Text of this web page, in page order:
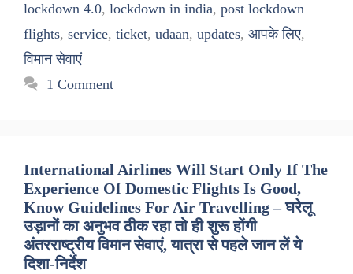
lockdown 4.0, lockdown in india, post lockdown
flights, service, ticket, udaan, updates, आपके लिए,
विमान सेवाएं
1 Comment
International Airlines Will Start Only If The
Experience Of Domestic Flights Is Good,
Know Guidelines For Air Travelling – घरेलू
उड़ानों का अनुभव ठीक रहा तो ही शुरू होंगी
अंतरराष्ट्रीय विमान सेवाएं, यात्रा से पहले जान लें ये
दिशा-निर्देश